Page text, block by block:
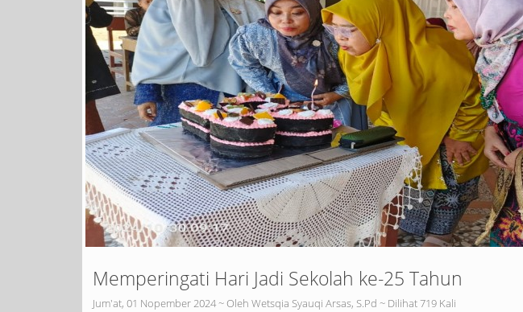
Memperingati Hari Jadi Sekolah ke-25 Tahun
Jum'at, 01 Nopember 2024 ~ Oleh Wetsqia Syauqi Arsas, S.Pd ~ Dilihat 719 Kali